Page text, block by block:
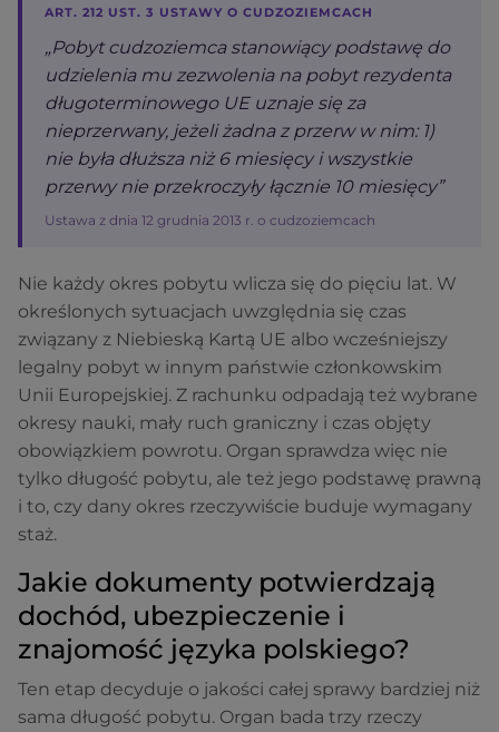
ART. 212 UST. 3 USTAWY O CUDZOZIEMCACH
„Pobyt cudzoziemca stanowiący podstawę do
udzielenia mu zezwolenia na pobyt rezydenta
długoterminowego UE uznaje się za
nieprzerwany, jeżeli żadna z przerw w nim: 1)
nie była dłuższa niż 6 miesięcy i wszystkie
przerwy nie przekroczyły łącznie 10 miesięcy”
Ustawa z dnia 12 grudnia 2013 r. o cudzoziemcach
Nie każdy okres pobytu wlicza się do pięciu lat. W
określonych sytuacjach uwzględnia się czas
związany z Niebieską Kartą UE albo wcześniejszy
legalny pobyt w innym państwie członkowskim
Unii Europejskiej. Z rachunku odpadają też wybrane
okresy nauki, mały ruch graniczny i czas objęty
obowiązkiem powrotu. Organ sprawdza więc nie
tylko długość pobytu, ale też jego podstawę prawną
i to, czy dany okres rzeczywiście buduje wymagany
staż.
Jakie dokumenty potwierdzają
dochód, ubezpieczenie i
znajomość języka polskiego?
Ten etap decyduje o jakości całej sprawy bardziej niż
sama długość pobytu. Organ bada trzy rzeczy